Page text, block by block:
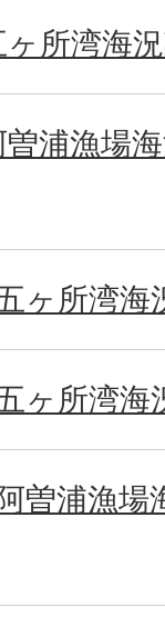
所湾海
浦漁場
ヶ所湾海
ヶ所湾海
曽浦漁場